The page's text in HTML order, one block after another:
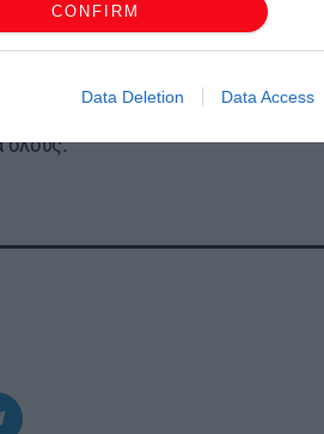
CONFIRM
Data Deletion Data Access
να συμμετάσχουν στην εκδήλωση
σε μια εποχή που τα
στόχο τη δημιουργία ενός
όλους.